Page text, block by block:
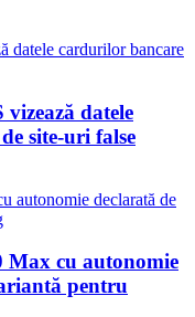
datele
site-uri false
Max cu autonomie
pentru